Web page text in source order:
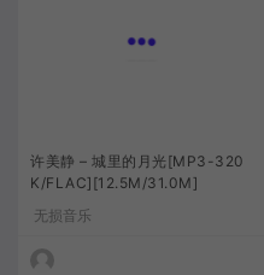
许美静 – 城里的月光[MP3-320
K/FLAC][12.5M/31.0M]
无损音乐